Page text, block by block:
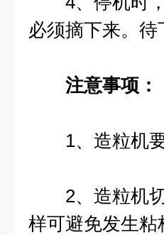
必须摘下来。
注意事项：
1、造粒机要
2、造粒机切
样可避免发生粘